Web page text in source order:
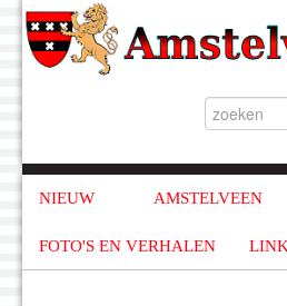
NIEUW AMSTELVEEN
FOTO'S EN VERHALEN